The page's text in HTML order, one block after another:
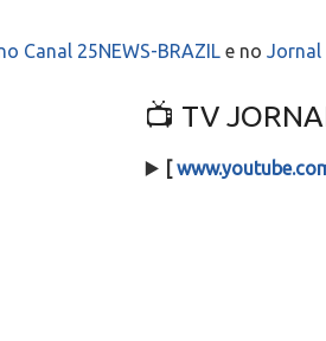
Canal 25NEWS-BRAZIL e no Jornal
[